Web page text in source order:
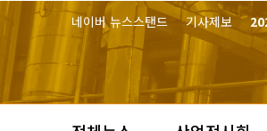
본문 바로가기
네이버 뉴스스탠드 기사제보